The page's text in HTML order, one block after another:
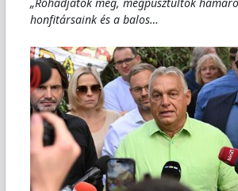
honfitársaink és a balos…